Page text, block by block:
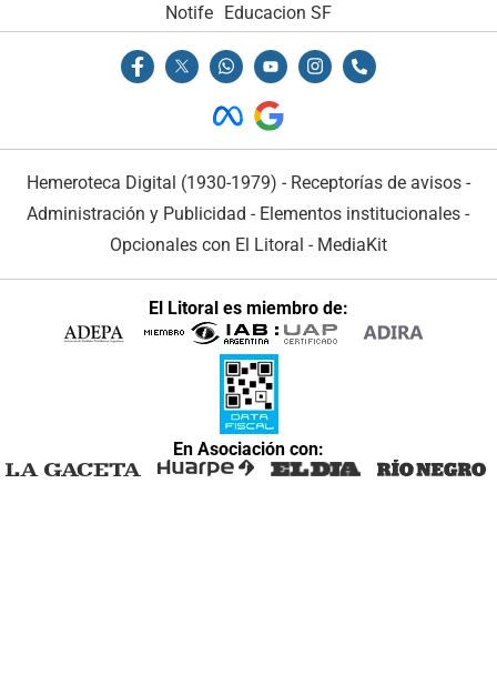
Notife Educacion SF
Hemeroteca Digital (1930-1979) - Receptorías de avisos -
Administración y Publicidad - Elementos institucionales -
Opcionales con El Litoral - MediaKit
El Litoral es miembro de:
En Asociación con: